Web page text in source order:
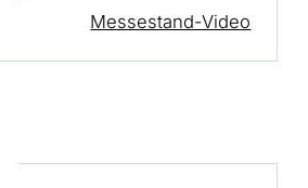
Messestand-Video